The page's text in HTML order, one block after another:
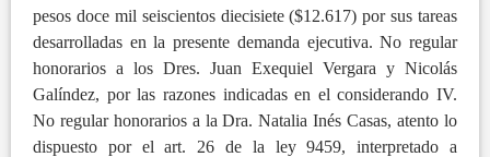
pesos doce mil seiscientos diecisiete ($12.617) por sus tareas
desarrolladas en la presente demanda ejecutiva. No regular
honorarios a los Dres. Juan Exequiel Vergara y Nicolás
Galíndez, por las razones indicadas en el considerando IV.
No regular honorarios a la Dra. Natalia Inés Casas, atento lo
dispuesto por el art. 26 de la ley 9459, interpretado a